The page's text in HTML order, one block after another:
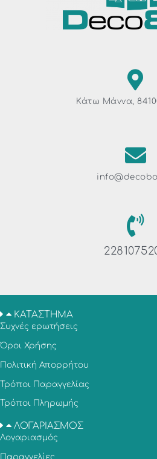
Κάτω Μάννα,
ΚΑΤΑΣΤΗΜΑ
Συχνές ερωτήσεις
Όροι Χρήσης
Πολιτική Απορρήτου
Τρόποι Παραγγελίας
Τρόποι Πληρωμής
ΛΟΓΑΡΙΑΣΜΟΣ
Λογαριασμός
Παραγγελίες